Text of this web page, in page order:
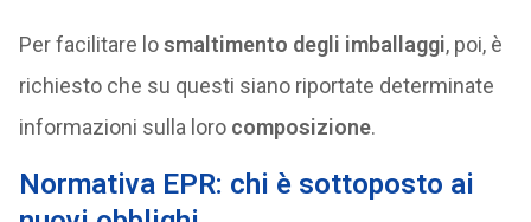
Per facilitare losmaltimento degli imballaggi, poi, è
richiesto che su questi siano riportate determinate
informazioni sulla loro composizione.
Normativa EPR: chi è sottoposto ai